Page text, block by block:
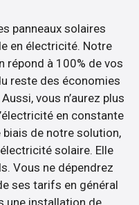
panneaux solaires
en électricité. Notre
répond à 100% de vos
reste des économies
vous n’aurez plus
en constante
de notre solution,
solaire. Elle
Vous ne dépendrez
ses tarifs en général
une installation de